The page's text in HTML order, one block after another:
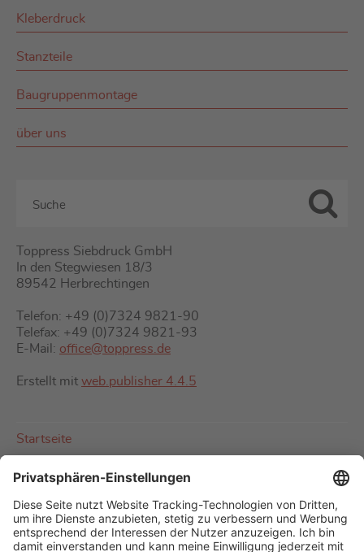
Kleberdruck
Stanzteile
Baugruppenmontage
über uns
Toppress Siebdruck GmbH
In den Stegwiesen 18/3
89542 Herbrechtingen
Telefon: +49 (0)7324 9821-90
Telefax: +49 (0)7324 9821-93
E-Mail: office@toppress.de
Erstellt mit web.publisher 4.4.5
Startseite
Über uns
Impressum
Kontakt